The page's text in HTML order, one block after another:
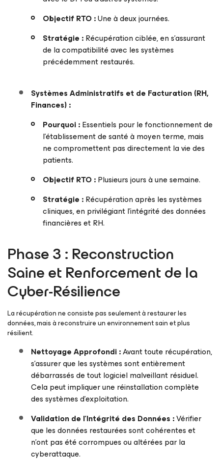
ObjectifRTO:Une à deux journées.
Stratégie :Récupération ciblée, en s’assurant
de la compatibilité avec les systèmes
précédemment restaurés.
Systèmes Administratifs et de Facturation (RH,
Finances) :
Pourquoi :Essentiels pour le fonctionnement de
l’établissement de santé à moyen terme, mais
ne compromettent pas directement la vie des
patients.
ObjectifRTO:Plusieurs jours à une semaine.
Stratégie :Récupération après les systèmes
cliniques, en privilégiant l’intégrité des données
financières et RH.
Phase 3 : Reconstruction
Saine et Renforcement de la
Cyber-Résilience
La récupération ne consiste pas seulement à restaurer les
données, mais à reconstruire un environnement sain et plus
résilient.
Nettoyage Approfondi :Avant toute récupération,
s’assurer que les systèmes sont entièrement
débarrassés de tout logiciel malveillant résiduel.
Cela peut impliquer une réinstallation complète
des systèmes d’exploitation.
Validation de l’Intégrité des Données :Vérifier
que les données restaurées sont cohérentes et
n’ont pas été corrompues ou altérées par la
cyberattaque.